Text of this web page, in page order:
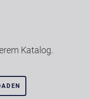
Katalog.